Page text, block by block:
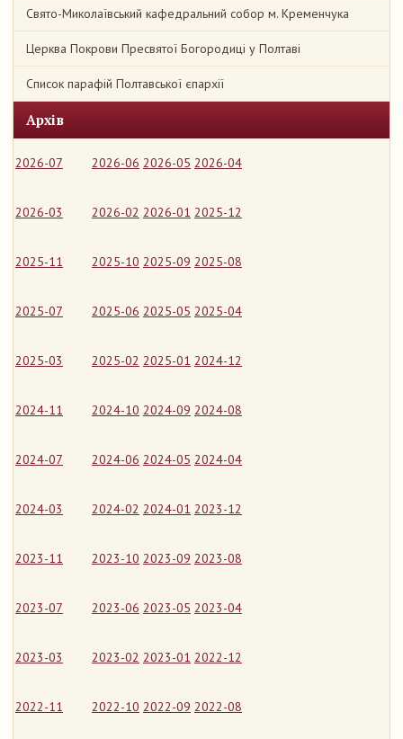
Свято-Миколаївський кафедральний собор м. Кременчука
Церква Покрови Пресвятої Богородиці у Полтаві
Список парафій Полтавської єпархії
Архів
2026-07 2026-06 2026-05 2026-04
2026-03 2026-02 2026-01 2025-12
2025-11 2025-10 2025-09 2025-08
2025-07 2025-06 2025-05 2025-04
2025-03 2025-02 2025-01 2024-12
2024-11 2024-10 2024-09 2024-08
2024-07 2024-06 2024-05 2024-04
2024-03 2024-02 2024-01 2023-12
2023-11 2023-10 2023-09 2023-08
2023-07 2023-06 2023-05 2023-04
2023-03 2023-02 2023-01 2022-12
2022-11 2022-10 2022-09 2022-08